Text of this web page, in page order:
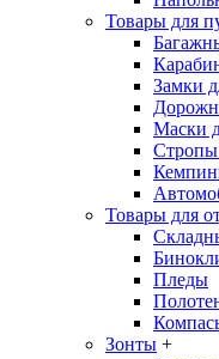
Товары для
Замки
Маски
Стропы
Товары для
Пледы
Зонты +